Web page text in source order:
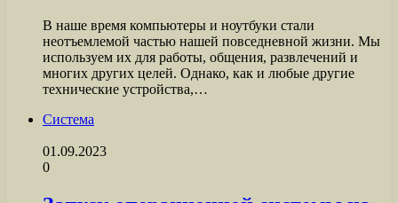
В наше время компьютеры и ноутбуки стали
неотъемлемой частью нашей повседневной жизни. Мы
используем их для работы, общения, развлечений и
многих других целей. Однако, как и любые другие
технические устройства,…
Система
01.09.2023
0